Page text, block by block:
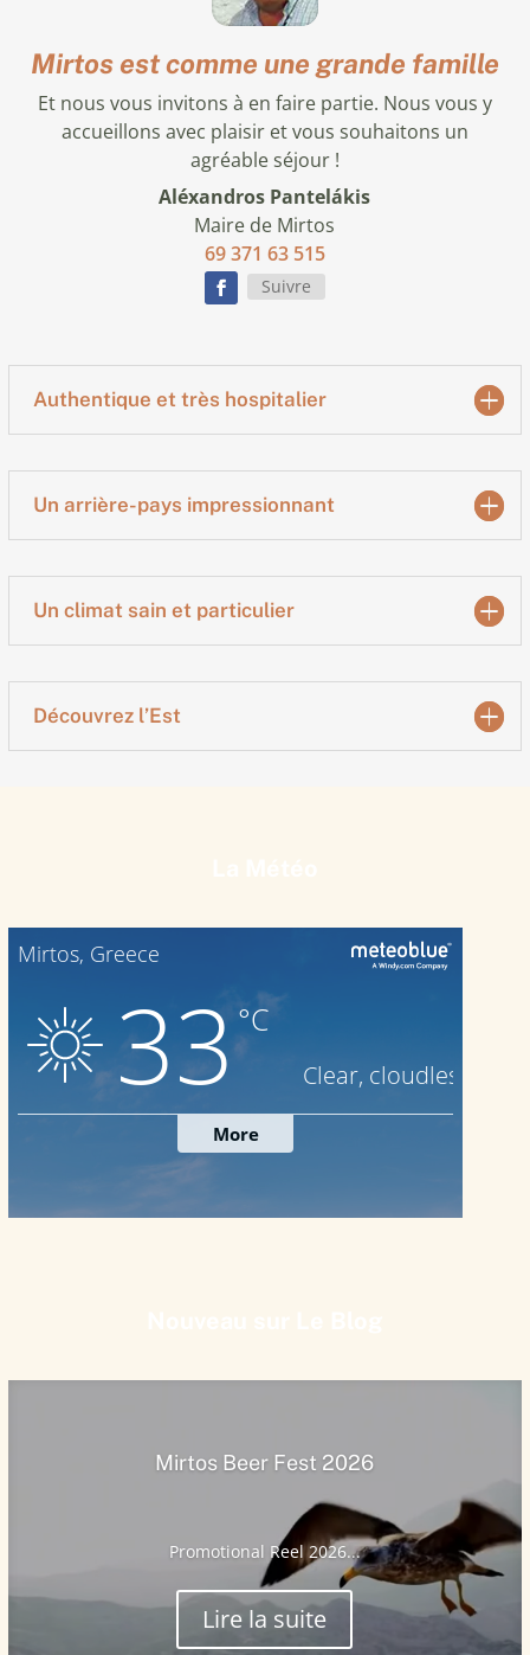
Mirtos est comme une grande famille
Et nous vous invitons à en faire partie. Nous vous y
accueillons avec plaisir et vous souhaitons un
agréable séjour !
Aléxandros Pantelákis
Maire de Mirtos
69 371 63 515
Suivre
Authentique et très hospitalier
Un arrière-pays impressionnant
Un climat sain et particulier
Découvrez l’Est
Mirtos Beer Fest 2026
Promotional Reel 2026...
Lire la suite